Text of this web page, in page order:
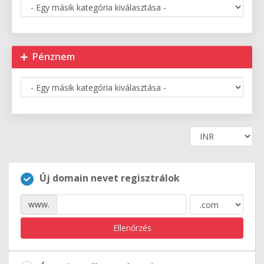
Pénznem
Új domain nevet regisztrálok
www.
Ellenőrzés